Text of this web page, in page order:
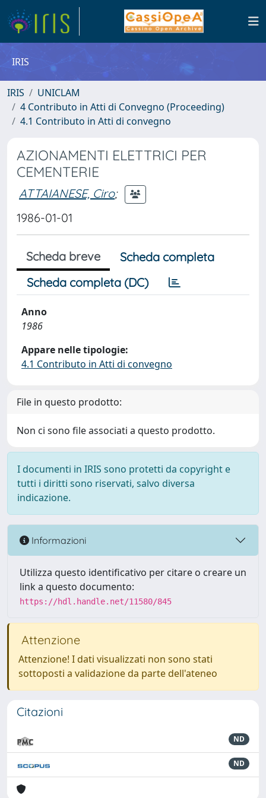
IRIS
IRIS
UNICLAM
4 Contributo in Atti di Convegno (Proceeding)
4.1 Contributo in Atti di convegno
AZIONAMENTI ELETTRICI PER
CEMENTERIE
ATTAIANESE, Ciro;
1986-01-01
Scheda breve
Scheda completa
Scheda completa (DC)
Anno
1986
Appare nelle tipologie:
4.1 Contributo in Atti di convegno
File in questo prodotto:
Non ci sono file associati a questo prodotto.
I documenti in IRIS sono protetti da copyright e
tutti i diritti sono riservati, salvo diversa
indicazione.
Informazioni
Utilizza questo identificativo per citare o creare un
link a questo documento:
https://hdl.handle.net/11580/845
Attenzione
Attenzione! I dati visualizzati non sono stati
sottoposti a validazione da parte dell'ateneo
Citazioni
ND
ND